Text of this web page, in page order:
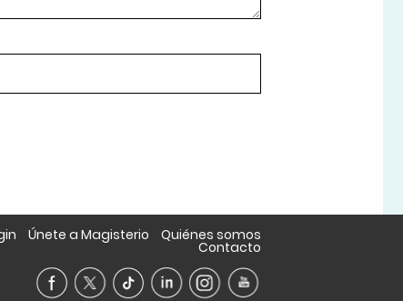
Únete a Magisterio Quiénes somos
Contacto